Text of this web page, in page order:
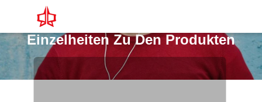
Einzelheiten Zu Den Produkten